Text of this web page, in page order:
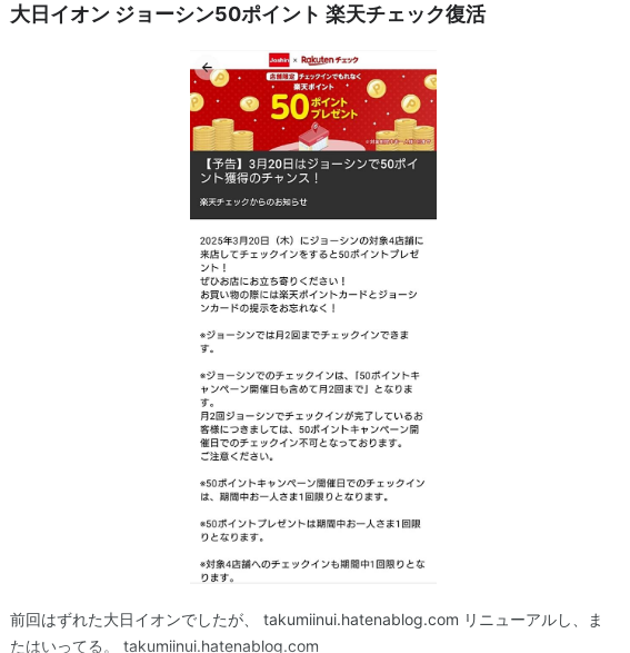
大日イオン ジョーシン50ポイント 楽天チェック復活
前回はずれた大日イオンでしたが、 takumiinui.hatenablog.com リニューアルし、ま
たはいってる。 takumiinui.hatenablog.com